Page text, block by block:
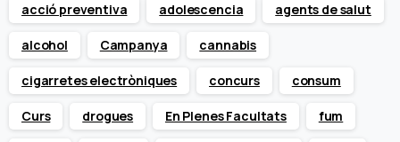
acció preventiva
adolescencia agents de salut
alcohol Campanya cannabis
cigarretes electròniques concurs consum
Curs drogues En Plenes Facultats fum